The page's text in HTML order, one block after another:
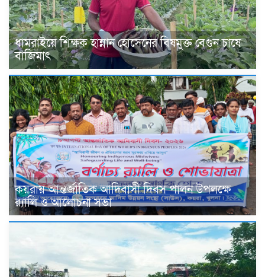
ধামরাইয়ে শিক্ষক হান্নান হোসেনের বিষমুক্ত বেগুন চাষে
বাজিমাৎ
কয়রায় আন্তর্জাতিক আদিবাসী দিবস পালন উপলক্ষে
র‍্যালি ও আলোচনা সভা